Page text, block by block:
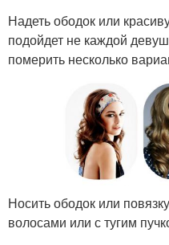
Надеть ободок или
подойдет не каждой
померить несколько
Носить ободок или
волосами или с тугим